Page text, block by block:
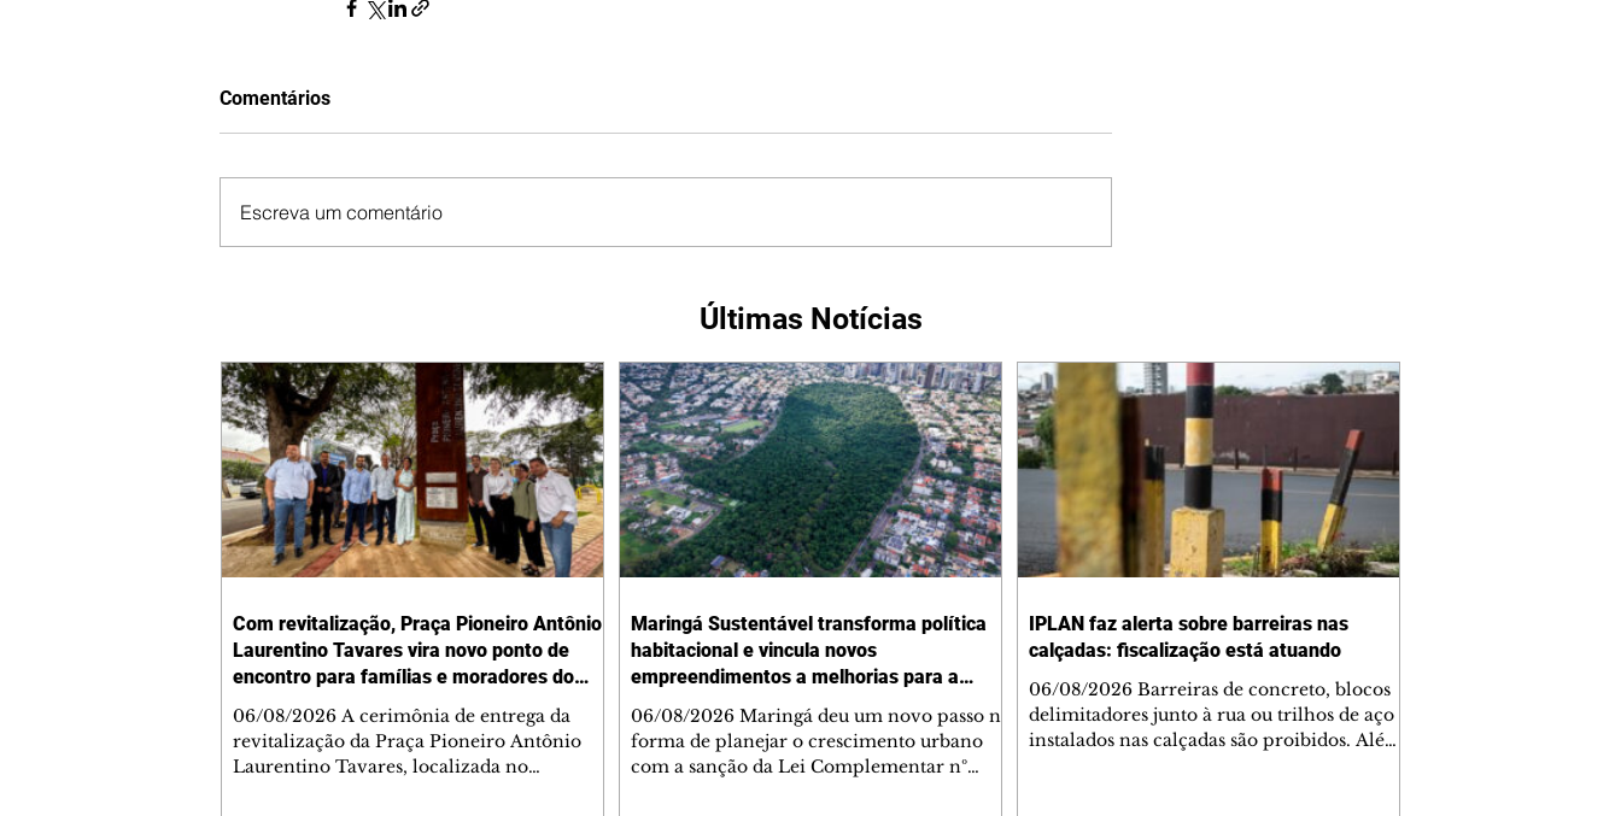
Comentários
Escreva um comentário
Últimas Notícias
Com revitalização, Praça Pioneiro Antônio
Laurentino Tavares vira novo ponto de
encontro para famílias e moradores do
Jardim Liberdade
06/08/2026 A cerimônia de entrega da
revitalização da Praça Pioneiro Antônio
Laurentino Tavares, localizada no
Maringá Sustentável transforma política
habitacional e vincula novos
empreendimentos a melhorias para a
cidade
06/08/2026 Maringá deu um novo passo na
forma de planejar o crescimento urbano
com a sanção da Lei Complementar nº
IPLAN faz alerta sobre barreiras nas
calçadas: fiscalização está atuando
06/08/2026 Barreiras de concreto, blocos
delimitadores junto à rua ou trilhos de aço
instalados nas calçadas são proibidos. Além